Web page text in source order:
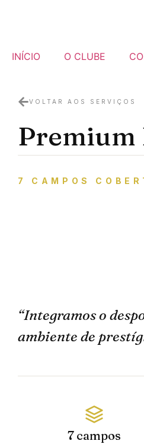
INÍCIO O CLUBE
VOLTAR AOS SERVIÇOS
Premium
7 CAMPOS
“Integramos o
ambiente de
7 campos